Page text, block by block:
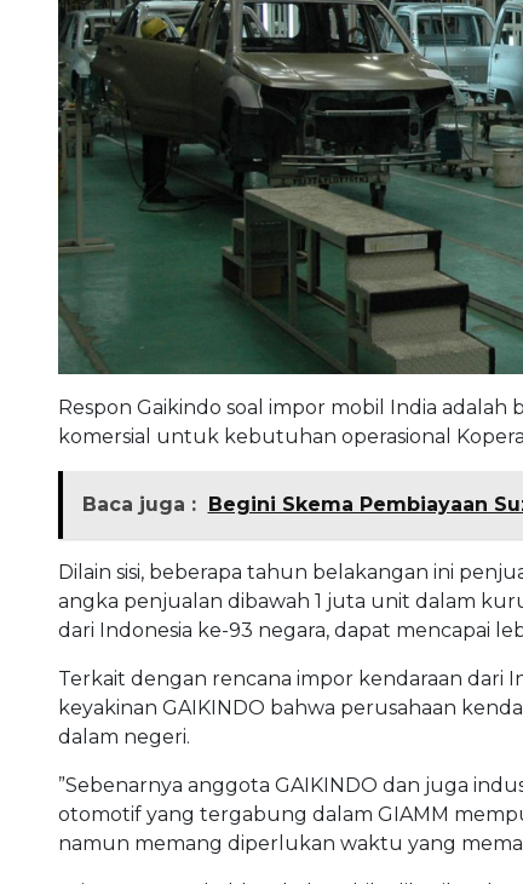
Respon Gaikindo soal impor mobil India
komersial untuk kebutuhan operasional
Baca juga : Begini Skema Pembiayaan
Dilain sisi, beberapa tahun belakangan ini
angka penjualan dibawah 1 juta unit dalam
dari Indonesia ke-93 negara, dapat mencapai
Terkait dengan rencana impor kendaraan dari
keyakinan GAIKINDO bahwa perusahaan
dalam negeri.
”Sebenarnya anggota GAIKINDO dan juga
otomotif yang tergabung dalam GIAMM
namun memang diperlukan waktu yang